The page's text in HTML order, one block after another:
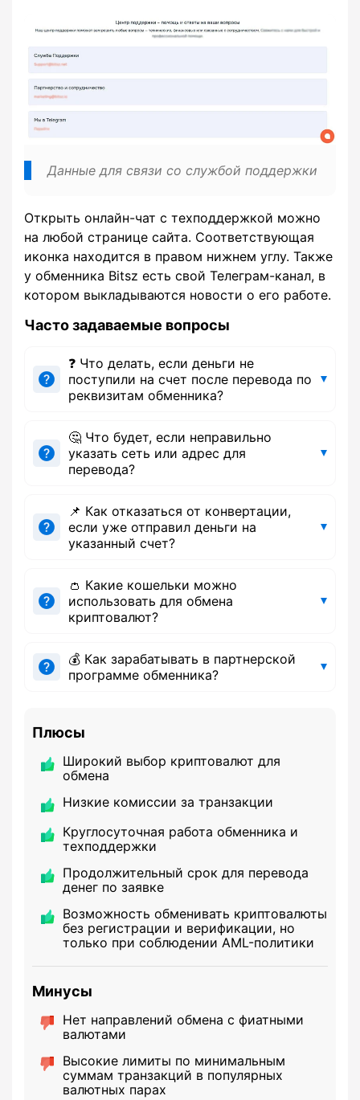
Данные для связи со службой поддержки
Открыть онлайн-чат с техподдержкой можно
на любой странице сайта. Соответствующая
иконка находится в правом нижнем углу. Также
у обменника Bitsz есть свой Телеграм-канал, в
котором выкладываются новости о его работе.
Часто задаваемые вопросы
❓ Что делать, если деньги не
поступили на счет после перевода по
реквизитам обменника?
🤔 Что будет, если неправильно
указать сеть или адрес для
перевода?
📌 Как отказаться от конвертации,
если уже отправил деньги на
указанный счет?
👛 Какие кошельки можно
использовать для обмена
криптовалют?
💰 Как зарабатывать в партнерской
программе обменника?
Плюсы
Широкий выбор криптовалют для
обмена
Низкие комиссии за транзакции
Круглосуточная работа обменника и
техподдержки
Продолжительный срок для перевода
денег по заявке
Возможность обменивать криптовалюты
без регистрации и верификации, но
только при соблюдении AML-политики
Минусы
Нет направлений обмена с фиатными
валютами
Высокие лимиты по минимальным
суммам транзакций в популярных
валютных парах